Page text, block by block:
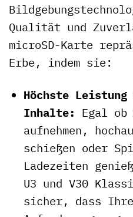
Qualität und
microSD-Karte
Erbe, indem sie:
Höchste
Inhalte: Egal ob
aufnehmen,
schießen oder
Ladezeiten
U3 und V30
sicher, dass